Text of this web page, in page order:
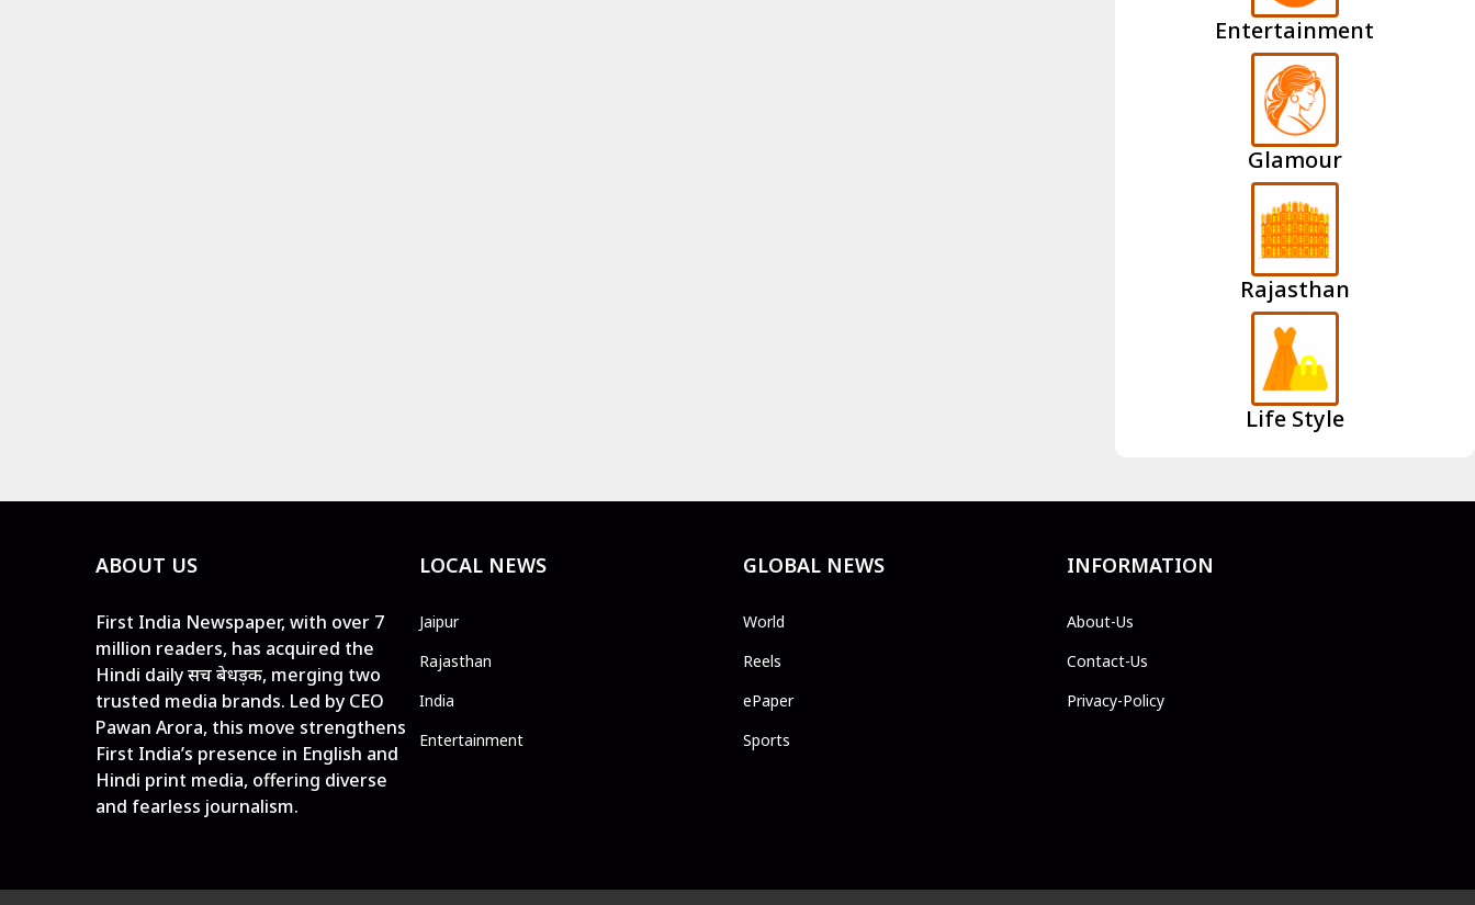
Entertainment
Glamour
Rajasthan
Life Style
ABOUT US
First India Newspaper, with over 7
million readers, has acquired the
Hindi daily सच बेधड़क, merging two
trusted media brands. Led by CEO
Pawan Arora, this move strengthens
First India’s presence in English and
Hindi print media, offering diverse
and fearless journalism.
LOCAL NEWS
Jaipur
Rajasthan
India
Entertainment
GLOBAL NEWS
World
Reels
ePaper
Sports
INFORMATION
About-Us
Contact-Us
Privacy-Policy